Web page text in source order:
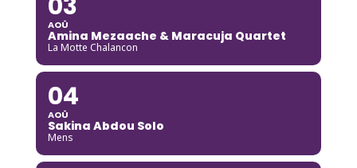
AOÛ
Amina Mezaache & Maracuja Quartet
La Motte Chalancon
04
AOÛ
Sakina Abdou Solo
Mens